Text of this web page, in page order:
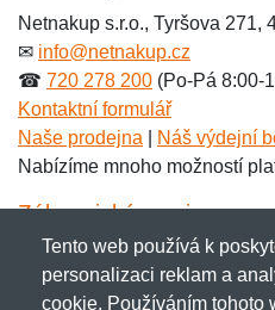
Jméno: *
Zpráva*
E-mail:*
Netnakup s.r.o., Tyršova 271,
✉ info@netnakup.cz
☎ 720 278 200 (Po-Pá 8:00-
Kontaktní formulář
Naše prodejna
Náš výdejní
Nabízíme mnoho možností
Zákaznický servis
Novinky emailem
Tento web používá k
personalizaci reklam a
cookie. Používáním tohoto